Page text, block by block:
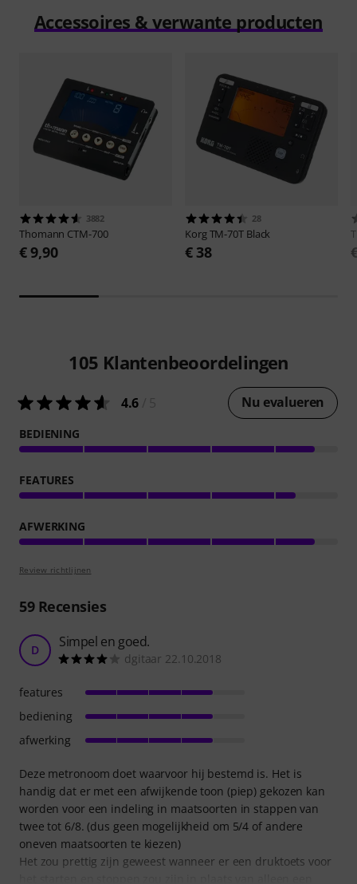
Accessoires & verwante producten
3882
Thomann CTM-700
€ 9,90
28
KorgTM-70T Black
€ 38
105 Klantenbeoordelingen
4.6 Nu evalueren
BEDIENING
FEATURES
AFWERKING
Review richtlijnen
59Recensies
D Simpel en goed.
dgitaar 22.10.2018
Deze metronoom doet waarvoor hij bestemd is. Het is
handig dat er met een afwijkende toon (piep) gekozen kan
worden voor een indeling in maatsoorten in stappen van
twee tot 6/8. (dus geen mogelijkheid om 5/4 of andere
oneven maatsoorten te kiezen)
Het zou prettig zijn geweest wanneer er een druktoets voor
features
bediening
afwerking